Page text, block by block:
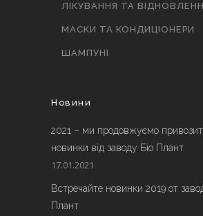
ЛІКУВАННЯ ТА
МАСКИ ТА КОНДИЦІОНЕРИ
ШАМПУНІ
Новини
2021 – ми продовжуємо
новинки від заводу Біо Плант
17.01.2021
Встречайте новинки 2019 от
Плант